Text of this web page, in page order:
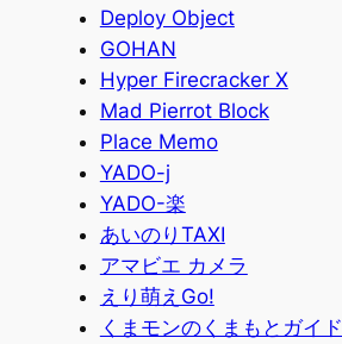
Deploy Object
GOHAN
Hyper Firecracker X
Mad Pierrot Block
Place Memo
YADO-j
YADO-楽
あいのりTAXI
アマビエ カメラ
えり萌えGo!
くまモンのくまもとガイド